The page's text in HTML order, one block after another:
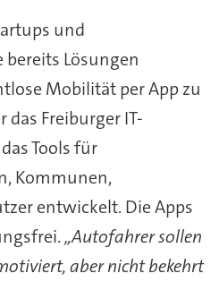
und
Lösungen
Mobilität per App zu
Freiburger IT-
Tools für
Kommunen,
entwickelt. Die Apps
„Autofahrer sollen
aber nicht bekehrt